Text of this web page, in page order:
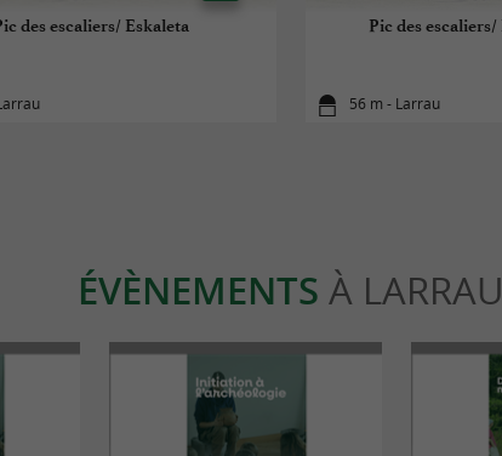
des escaliers/ Eskaleta Pic des
56 m - Larrau
ÉVÈNEMENTS À LARRAU